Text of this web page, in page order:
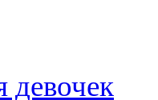
девочек